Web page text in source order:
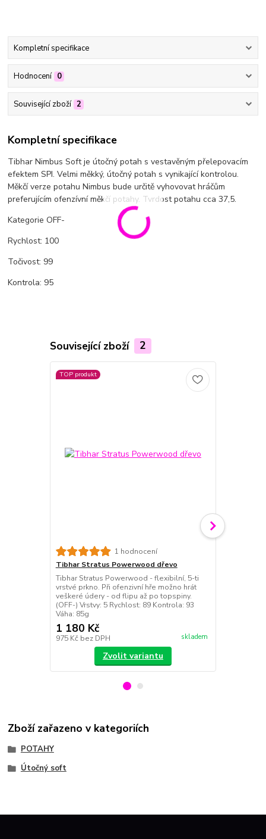
Kompletní specifikace
Hodnocení 0
Související zboží 2
Kompletní specifikace
Tibhar Nimbus Soft je útočný potah s vestavěným přelepovacím
efektem SPI. Velmi měkký, útočný potah s vynikající kontrolou.
Měkčí verze potahu Nimbus bude určitě vyhovovat hráčům
preferujícím ofenzívní měkčí potahy. Tvrdost potahu cca 37,5.
Kategorie OFF-
Rychlost: 100
Točivost: 99
Kontrola: 95
Související zboží 2
TOP produkt
1 hodnocení
Tibhar Stratus Powerwood dřevo
Tibhar Stratus Powerwood - flexibilní, 5-ti
vrstvé prkno. Při ofenzivní hře možno hrát
veškeré údery - od flipu až po topspiny.
(OFF-) Vrstvy: 5 Rychlost: 89 Kontrola: 93
Váha: 85g
1 180 Kč
975 Kč bez DPH skladem
Zvolit variantu
Zboží zařazeno v kategoriích
POTAHY
Útočný soft